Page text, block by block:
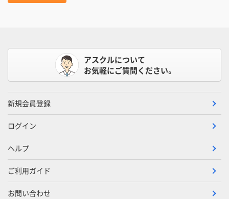
アスクルについて
お気軽にご質問ください。
新規会員登録
ログイン
ヘルプ
ご利用ガイド
お問い合わせ